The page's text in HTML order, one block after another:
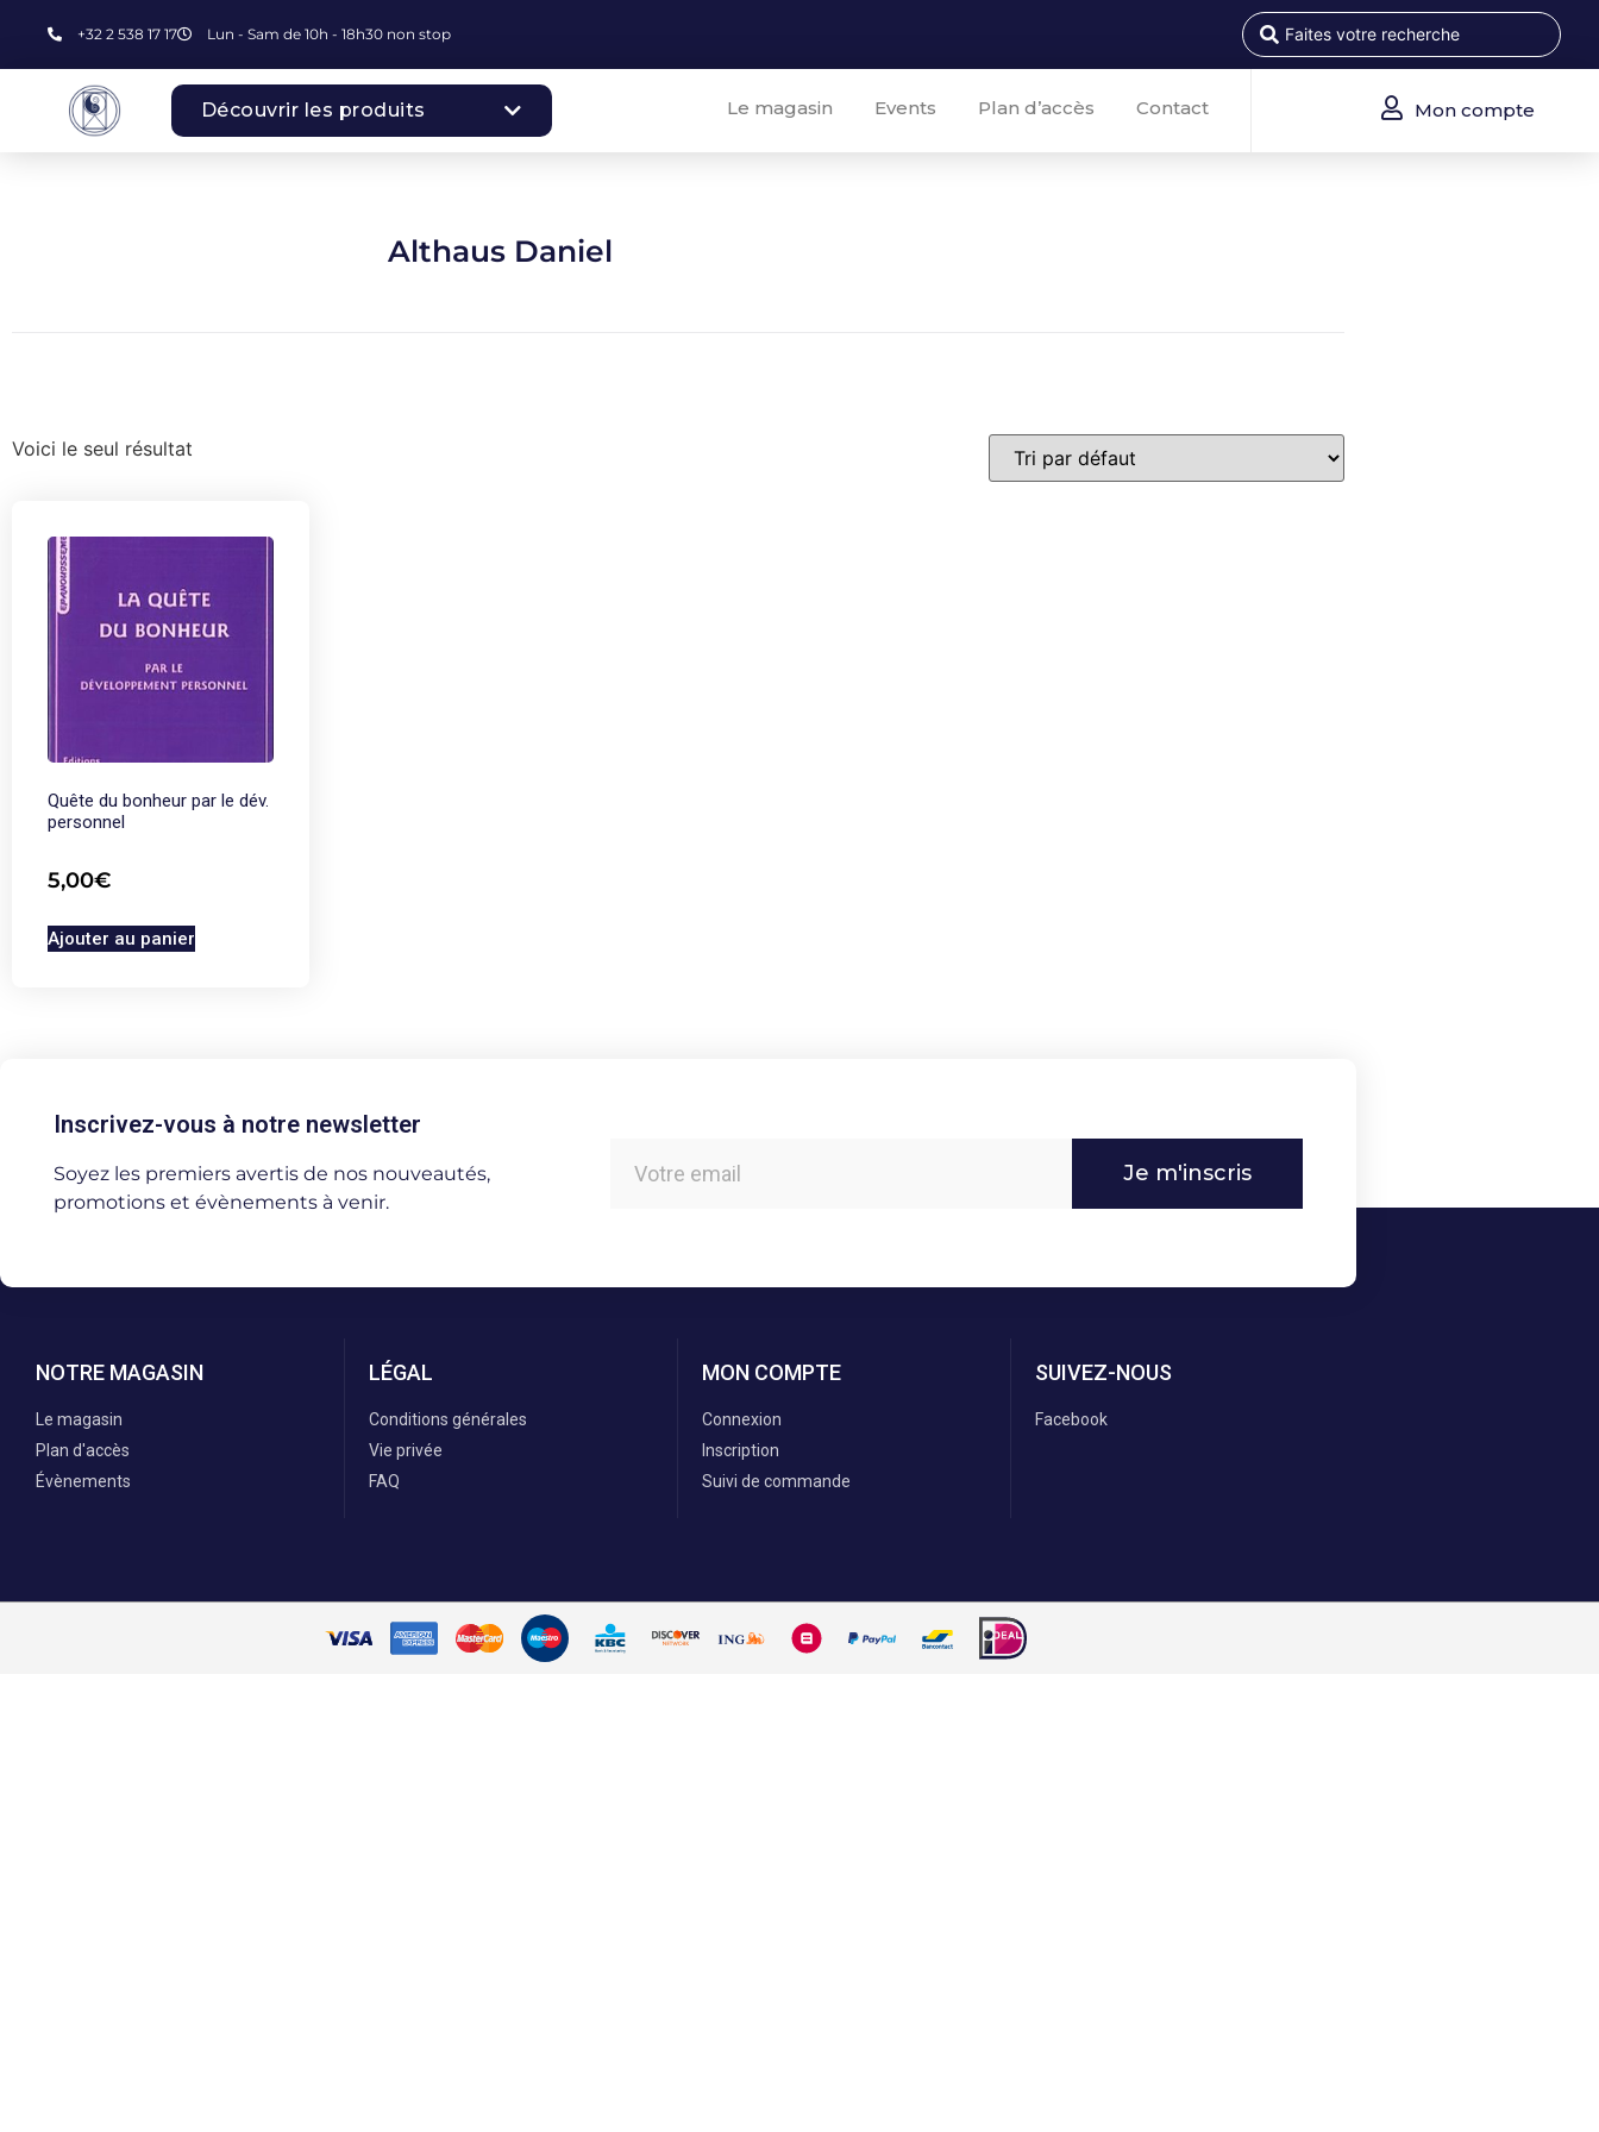
+32 2 538 17 17 Lun - Sam de 10h - 18h30 non stop
Découvrir les produits Le magasin Events Plan d’accès Contact Mon compte
Althaus Daniel
Voici le seul résultat
Quête du bonheur par le dév.
personnel
5,00€
Ajouter au panier
Inscrivez-vous à notre newsletter
Soyez les premiers avertis de nos nouveautés,
promotions et évènements à venir.
Je m'inscris
NOTRE MAGASIN
Le magasin
Plan d'accès
Évènements
LÉGAL
Conditions générales
Vie privée
FAQ
MON COMPTE
Connexion
Inscription
Suivi de commande
SUIVEZ-NOUS
Facebook